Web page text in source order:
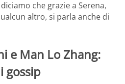
che grazie a Serena,
altro, si parla anche di
e Man Lo Zhang:
gossip